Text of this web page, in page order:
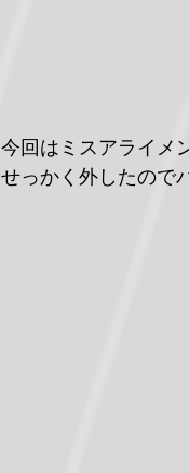
今回はミスアライメ
せっかく外したので